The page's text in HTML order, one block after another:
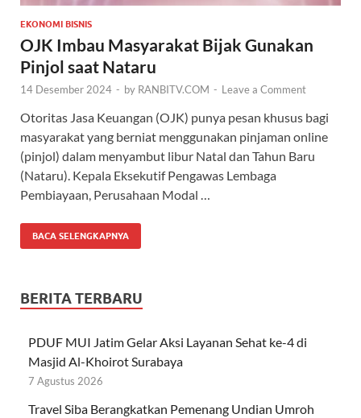
EKONOMI BISNIS
OJK Imbau Masyarakat Bijak Gunakan
Pinjol saat Nataru
14 Desember 2024 - by RANBITV.COM - Leave a Comment
Otoritas Jasa Keuangan (OJK) punya pesan khusus bagi
masyarakat yang berniat menggunakan pinjaman online
(pinjol) dalam menyambut libur Natal dan Tahun Baru
(Nataru). Kepala Eksekutif Pengawas Lembaga
Pembiayaan, Perusahaan Modal …
BACA SELENGKAPNYA
BERITA TERBARU
PDUF MUI Jatim Gelar Aksi Layanan Sehat ke-4 di
Masjid Al-Khoirot Surabaya
7 Agustus 2026
Travel Siba Berangkatkan Pemenang Undian Umroh